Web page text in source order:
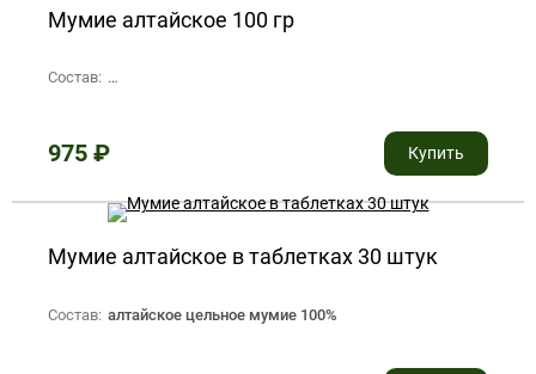
Мумие алтайское 100 гр
Состав: натуральное экологически чистое цельное алтайское
975 ₽ Купить
Мумие алтайское в таблетках 30 штук
Состав: алтайское цельное мумие 100%